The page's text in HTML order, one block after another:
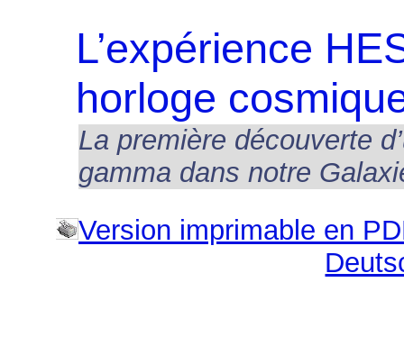
L’expérience
horloge
La première découverte
gamma dans notre
Version imprimable en